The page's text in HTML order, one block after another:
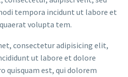
tempora incidunt ut labore et
volupta tem.
consectetur adipisicing elit,
ut labore et dolore
quisquam est, qui dolorem